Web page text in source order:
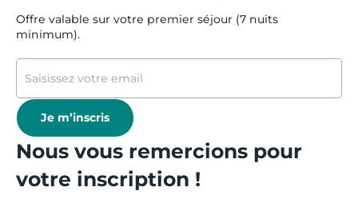
Offre valable sur votre premier séjour (7 nuits
minimum).
Je m’inscris
Nous vous remercions pour
votre inscription !